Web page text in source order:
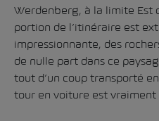
Werdenberg, à la limite Est
portion de l’itinéraire est
impressionnante, des
de nulle part dans ce
tout d’un coup transporté
tour en voiture est vraiment